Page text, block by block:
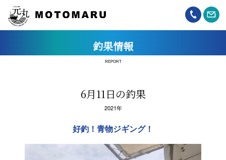
釣果情報
REPORT
6月11日の釣果
2021年
好釣！青物ジギング！